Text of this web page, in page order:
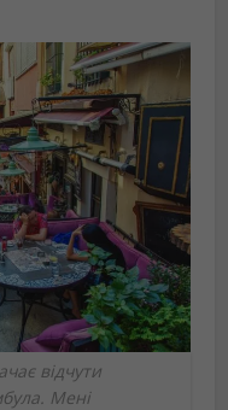
відчути
Мені